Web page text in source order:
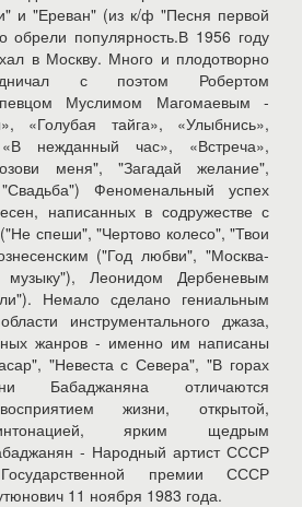
и "Ереван" (из к/ф "Песня первой
обрели популярность.В 1956 году
в Москву. Много и плодотворно
с поэтом Робертом
Муслимом Магомаевым -
«Голубая тайга», «Улыбнись»,
нежданный час», «Встреча»,
меня", "Загадай желание",
Феноменальный успех
написанных в содружестве с
спеши", "Чертово колесо", "Твои
("Год любви", "Москва-
Леонидом Дербеневым
Немало сделано гениальным
инструментального джаза,
жанров - именно им написаны
"Невеста с Севера", "В горах
Бабаджаняна отличаются
жизни, открытой,
ярким щедрым
- Народный артист СССР
премии СССР
11 ноября 1983 года.